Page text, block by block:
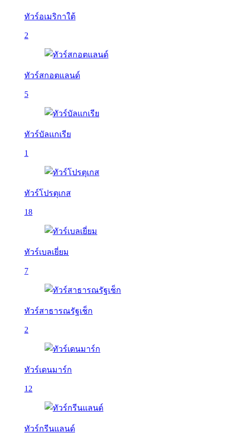
ทัวร์อเมริกาใต้
2
ทัวร์สกอตแลนด์
5
ทัวร์บัลเเกเรีย
1
ทัวร์โปรตุเกส
18
ทัวร์เบลเยี่ยม
7
ทัวร์สาธารณรัฐเช็ก
2
ทัวร์เดนมาร์ก
12
ทัวร์กรีนแลนด์